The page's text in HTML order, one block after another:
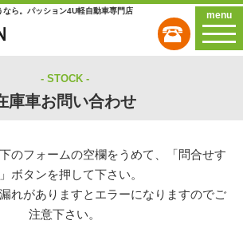
ら。パッション4U軽自動車専門店 menu
STOCK
庫車お問い合わせ
のフォームの空欄をうめて、「問合せす
ボタンを押して下さい。
れがありますとエラーになりますのでご
注意下さい。